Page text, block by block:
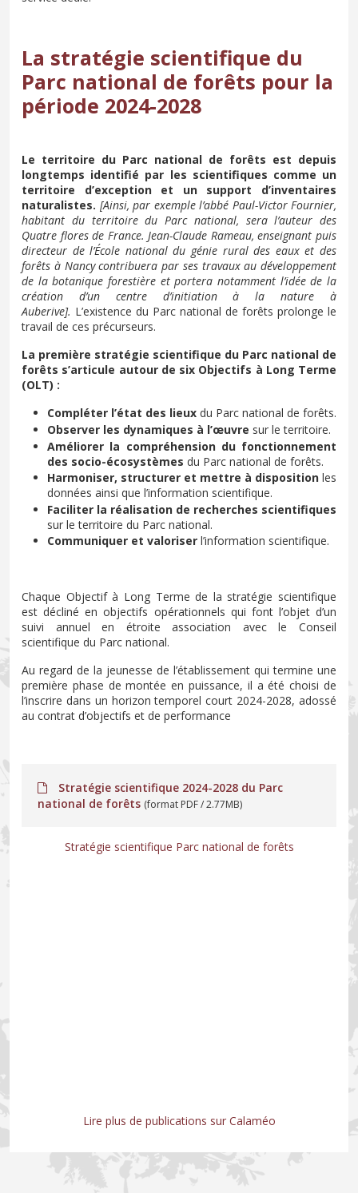
La stratégie scientifique du
Parc national de forêts pour la
période 2024-2028
Le territoire du Parc national de forêts est depuis
longtemps identifié par les scientifiques comme un
territoire d’exception et un support d’inventaires
naturalistes. [Ainsi, par exemple l’abbé Paul-Victor Fournier,
habitant du territoire du Parc national, sera l’auteur des
Quatre flores de France. Jean-Claude Rameau, enseignant puis
directeur de l’École national du génie rural des eaux et des
forêts à Nancy contribuera par ses travaux au développement
de la botanique forestière et portera notamment l’idée de la
création d’un centre d’initiation à la nature à
Auberive]. L’existence du Parc national de forêts prolonge le
travail de ces précurseurs.
La première stratégie scientifique du Parc national de
forêts s’articule autour de six Objectifs à Long Terme
(OLT) :
Compléter l’état des lieux du Parc national de forêts.
Observer les dynamiques à l’œuvre sur le territoire.
Améliorer la compréhension du fonctionnement
des socio-écosystèmes du Parc national de forêts.
Harmoniser, structurer et mettre à disposition les
données ainsi que l’information scientifique.
Faciliter la réalisation de recherches scientifiques
sur le territoire du Parc national.
Communiquer et valoriser l’information scientifique.
Chaque Objectif à Long Terme de la stratégie scientifique
est décliné en objectifs opérationnels qui font l’objet d’un
suivi annuel en étroite association avec le Conseil
scientifique du Parc national.
Au regard de la jeunesse de l’établissement qui termine une
première phase de montée en puissance, il a été choisi de
l’inscrire dans un horizon temporel court 2024-2028, adossé
au contrat d’objectifs et de performance
Stratégie scientifique 2024-2028 du Parc
national de forêts (format PDF / 2.77MB)
Stratégie scientifique Parc national de forêts
Lire plus de publications sur Calaméo